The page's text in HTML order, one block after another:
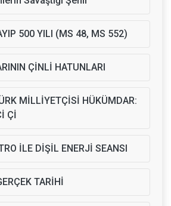
500 YILI (MS 48, MS 552)
ÇİNLİ HATUNLARI
MİLLİYETÇİSİ HÜKÜMDAR:
Çİ
İLE DİŞİL ENERJİ SEANSI
TARİHİ